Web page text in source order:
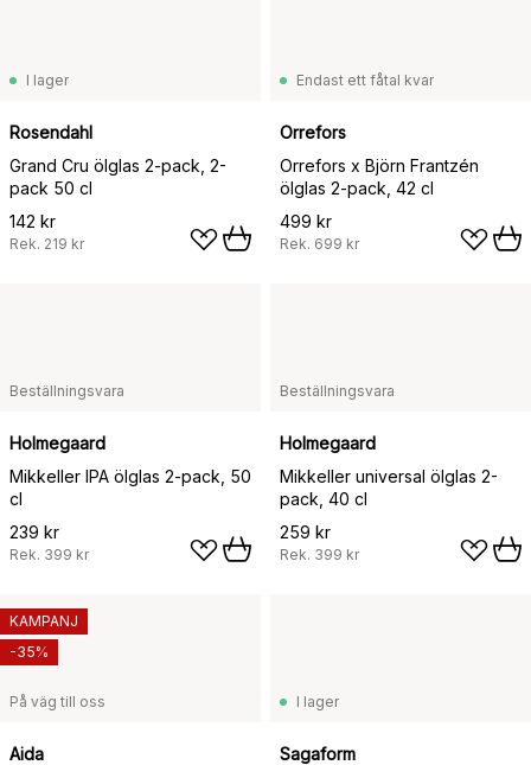
I lager
Rosendahl
Grand Cru ölglas 2-pack, 2-
pack 50 cl
142 kr
Rek. 219 kr
Endast ett fåtal kvar
Orrefors
Orrefors x Björn Frantzén
ölglas 2-pack, 42 cl
499 kr
Rek. 699 kr
Beställningsvara
Holmegaard
Mikkeller IPA ölglas 2-pack, 50
cl
239 kr
Rek. 399 kr
Beställningsvara
Holmegaard
Mikkeller universal ölglas 2-
pack, 40 cl
259 kr
Rek. 399 kr
På väg till oss
Aida
KAMPANJ
-35%
I lager
Sagaform